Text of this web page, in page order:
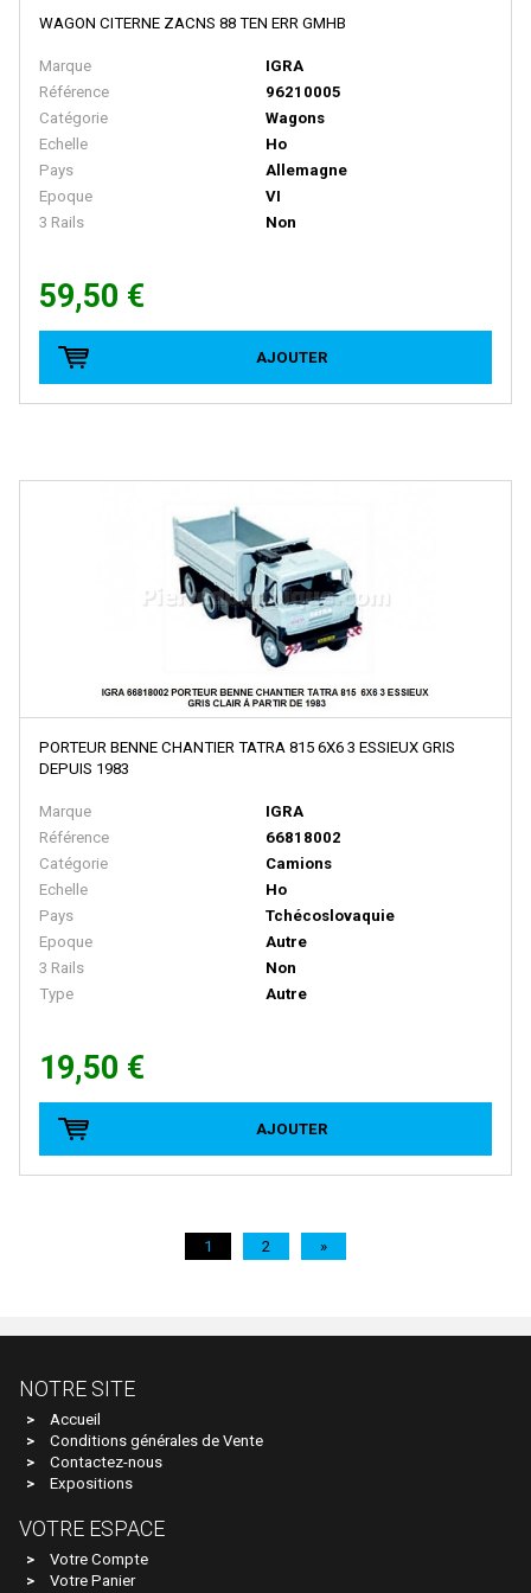
NME
Noch
Norev
NOVATEUR MODELES
NPE SHOWCARS
NZG
Oskar
Overland
PAUL'S MODEL ART
PIRATA MODELS
PMT
Pola
PRALINE
Preiser
Primex
PROTO 1000 SERIES
PZ-MODEL
QUICK
R+H MODELLAUTO
RED CABOOSE
REE MODELES
REPLICA RAILWAYS
Retro 87
Revell
WAGON CITERNE ZACNS 88 TEN ERR GMHB
Marque
IGRA
Référence
96210005
Catégorie
Wagons
Echelle
Ho
Pays
Allemagne
Epoque
VI
3 Rails
Non
59,50 €
AJOUTER
PORTEUR BENNE CHANTIER TATRA 815 6X6 3 ESSIEUX GRIS
DEPUIS 1983
Marque
IGRA
Référence
66818002
Catégorie
Camions
Echelle
Ho
Pays
Tchécoslovaquie
Epoque
Autre
3 Rails
Non
Type
Autre
19,50 €
AJOUTER
1 2 »
NOTRE SITE
Accueil
Conditions générales de Vente
Contactez-nous
Expositions
VOTRE ESPACE
Votre Compte
Votre Panier